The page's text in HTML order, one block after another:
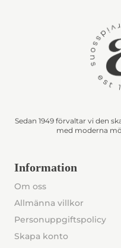
Sedan 1949 förvaltar vi den
med moderna
Information
Om oss
Allmänna villkor
Personuppgiftspolicy
Skapa konto